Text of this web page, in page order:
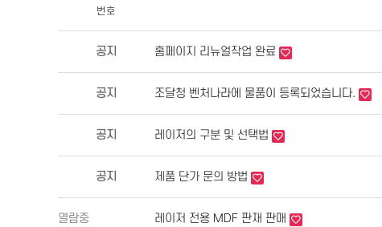
번호
공지 홈페이지 리뉴얼작업 완료
공지 조달청 벤처나라에 물품이 등록되었습니다.
공지 레이저의 구분 및 선택법
공지 제품 단가 문의 방법
열람중 레이저 전용 MDF 판재 판매